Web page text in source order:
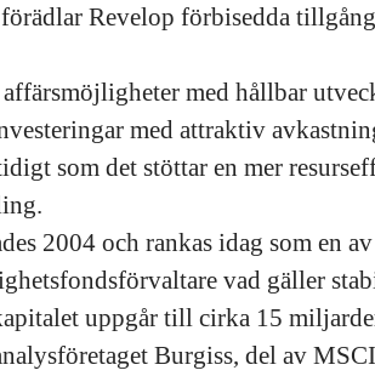
Revelop förbisedda
med hållbar
med attraktiv
som det stöttar en mer
2004 och rankas idag som en
vad gäller
uppgår till cirka 15
Burgiss, del av